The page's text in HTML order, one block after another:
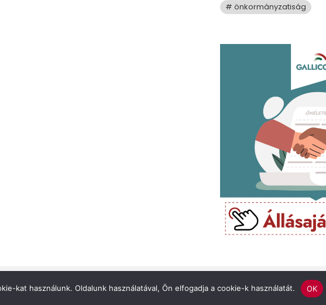
önkormányzatiság
Küldjön hírt!
kat használunk. Oldalunk használatával, Ön elfogadja a cookie-k használatát. OK